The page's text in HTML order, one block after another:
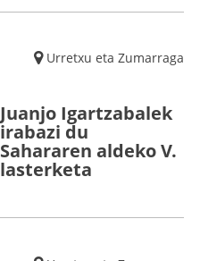
Urretxu eta Zumarraga
Juanjo Igartzabalek
irabazi du
Sahararen aldeko V.
lasterketa